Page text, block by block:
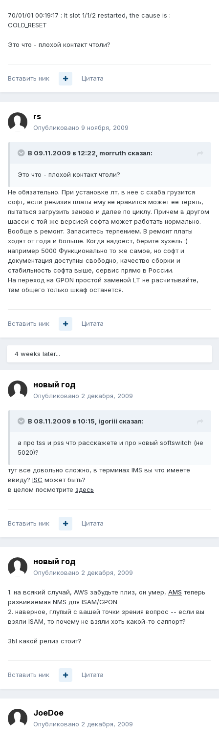
70/01/01 00:19:17 : lt slot 1/1/2 restarted, the cause is :
COLD_RESET
Это что - плохой контакт чтоли?
Вставить ник Цитата
rs
Опубликовано 9 ноября, 2009
В 09.11.2009 в 12:22, morruth сказал:
Это что - плохой контакт чтоли?
Не обязательно. При установке лт, в нее с схаба грузится
софт, если ревизия платы ему не нравится может ее терять,
пытаться загрузить заново и далее по циклу. Причем в другом
шасси с той же версией софта может работать нормально.
Вообще в ремонт. Запаситесь терпением. В ремонт платы
ходят от года и больше. Когда надоест, берите зухель :)
например 5000 Функционально то же самое, но софт и
документация доступны свободно, качество сборки и
стабильность софта выше, сервис прямо в России.
На переход на GPON простой заменой LT не расчитывайте,
там общего только шкаф останется.
Вставить ник Цитата
4 weeks later...
новый год
Опубликовано 2 декабря, 2009
В 08.11.2009 в 10:15, igoriii сказал:
а про tss и pss что расскажете и про новый softswitch (не
5020)?
тут все довольно сложно, в терминах IMS вы что имеете
ввиду? ISC может быть?
в целом посмотрите здесь
Вставить ник Цитата
новый год
Опубликовано 2 декабря, 2009
1. на всякий случай, AWS забудьте плиз, он умер, AMS теперь
развиваемая NMS для ISAM/GPON
2. наверное, глупый с вашей точки зрения вопрос -- если вы
взяли ISAM, то почему не взяли хоть какой-то саппорт?
ЗЫ какой релиз стоит?
Вставить ник Цитата
JoeDoe
Опубликовано 2 декабря, 2009